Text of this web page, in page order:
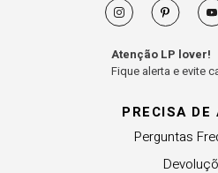
PRECISA DE
Perguntas
Atenção LP lover!
Fique alerta e evite